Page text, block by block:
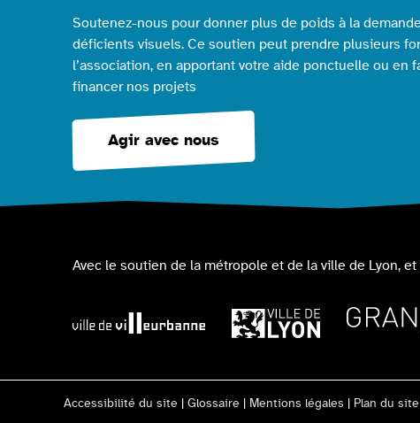
Soutenez-nous pour donner plus de poids à la
déficients visuels. Ce soutien peut prendre plusieurs
l’association, en apportant votre aide ponctuelle ou en
financer nos projets
Agir avec nous
Avec le soutien de la métropole et de la ville de Lyon,
Accessibilité du site Glossaire Mentions légales Plan du site